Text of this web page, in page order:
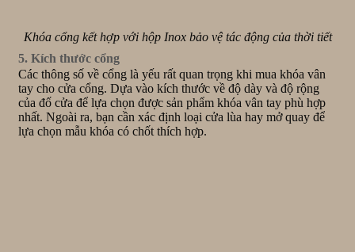
Khóa cổng kết hợp với hộp Inox bảo vệ tác động của thời tiết
5. Kích thước cổng
Các thông số về cổng là yếu rất quan trọng khi mua khóa vân
tay cho cửa cổng. Dựa vào kích thước về độ dày và độ rộng
của đố cửa để lựa chọn được sản phẩm khóa vân tay phù hợp
nhất. Ngoài ra, bạn cần xác định loại cửa lùa hay mở quay để
lựa chọn mẫu khóa có chốt thích hợp.